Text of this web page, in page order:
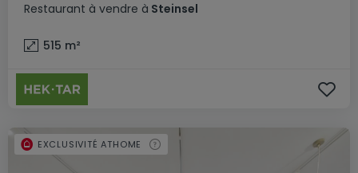
Restaurant à vendre à Steinsel
515 m²
EXCLUSIVITÉ ATHOME